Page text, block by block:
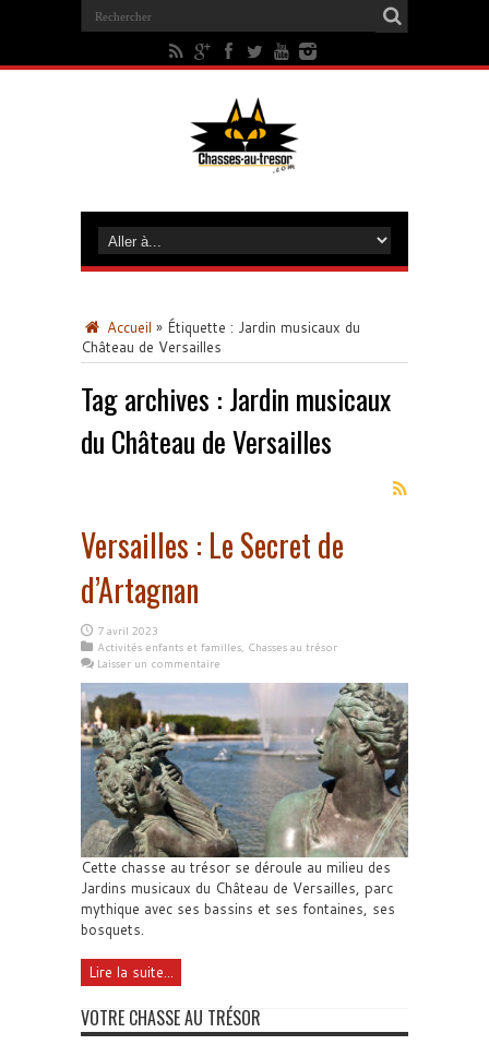
Accueil » Étiquette : Jardin musicaux du
Château de Versailles
Tag archives : Jardin musicaux
du Château de Versailles
Versailles : Le Secret de
d’Artagnan
7 avril 2023
Activités enfants et familles, Chasses au trésor
Laisser un commentaire
Cette chasse au trésor se déroule au milieu des
Jardins musicaux du Château de Versailles, parc
mythique avec ses bassins et ses fontaines, ses
bosquets.
Lire la suite...
VOTRE CHASSE AU TRÉSOR